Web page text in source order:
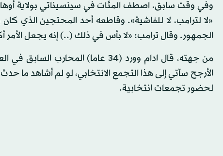
وفي وقت سابق، اصطف المئات في سينسيناتي بولاية
«لا لترامب، لا للفاشية». وقاطعه أحد المحتجين
الجمهور. وقال ترامب: «لا بأس في ذلك (..) إنه يجعل الأمر
من جهته، قال ادام وورد (34 عاما)
الأرجح سآتي إلى هذا التجمع الانتخابي، لو لم أشاهد ما
لحضور تجمعات انتخابية.